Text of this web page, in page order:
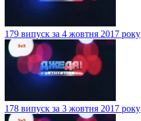
179 випуск за 4 жовтня 2017 року
178 випуск за 3 жовтня 2017 року